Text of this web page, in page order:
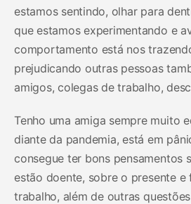
estamos sentindo, olhar para
que estamos experimentando e
comportamento está nos
prejudicando outras pessoas
amigos, colegas de trabalho,
Tenho uma amiga sempre muito
diante da pandemia, está em
consegue ter bons pensamentos
estão doente, sobre o presente e
trabalho, além de outras